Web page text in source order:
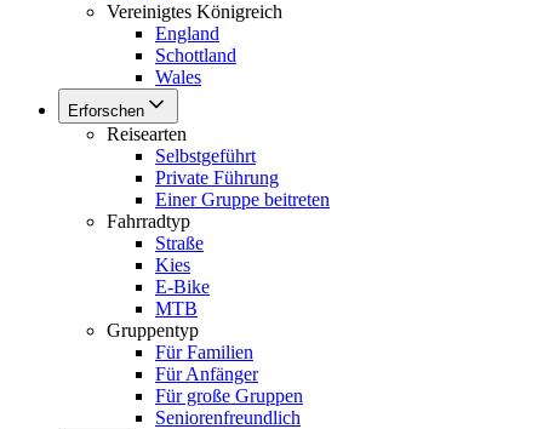
Vereinigtes Königreich
England
Schottland
Wales
Erforschen
Reisearten
Selbstgeführt
Private Führung
Einer Gruppe beitreten
Fahrradtyp
Straße
Kies
E-Bike
MTB
Gruppentyp
Für Familien
Für Anfänger
Für große Gruppen
Seniorenfreundlich